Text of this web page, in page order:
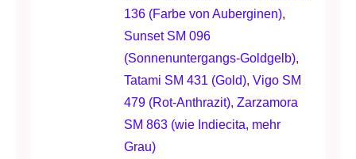
136 (Farbe von Auberginen),
Sunset SM 096
(Sonnenuntergangs-Goldgelb),
Tatami SM 431 (Gold), Vigo SM
479 (Rot-Anthrazit), Zarzamora
SM 863 (wie Indiecita, mehr
Grau)